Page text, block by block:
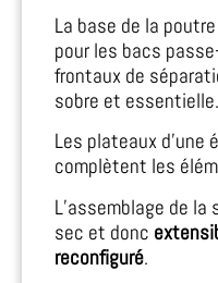
La base de la
pour les bacs
frontaux de
sobre et essentielle.
Les plateaux d’une
complètent les
L’assemblage de
sec et donc
reconfiguré.